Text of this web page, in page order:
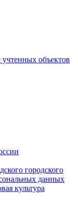
объектов
городского
данных
культура